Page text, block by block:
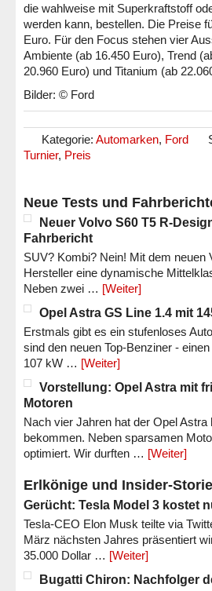
die wahlweise mit Superkraftstoff
werden kann, bestellen. Die Preise
Euro. Für den Focus stehen vier
Ambiente (ab 16.450 Euro), Trend
20.960 Euro) und Titanium (ab
Bilder: © Ford
Kategorie: Automarken, Ford
Turnier, Preis
Neue Tests und
Neuer Volvo S60 T5 R-
Fahrbericht
SUV? Kombi? Nein! Mit dem
Hersteller eine dynamische
Neben zwei … [Weiter]
Opel Astra GS Line 1.4 mit
Erstmals gibt es ein stufenloses
sind den neuen Top-Benziner -
107 kW … [Weiter]
Vorstellung: Opel Astra mit
Motoren
Nach vier Jahren hat der Opel
bekommen. Neben sparsamen
optimiert. Wir durften … [Weiter]
Erlkönige und Insider-
Gerücht: Tesla Model 3 kostet
Tesla-CEO Elon Musk teilte via
März nächsten Jahres präsentiert
35.000 Dollar … [Weiter]
Bugatti Chiron: Nachfolger